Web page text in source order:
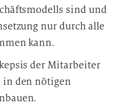
sind und
nur durch alle
kann.
der Mitarbeiter
in den nötigen